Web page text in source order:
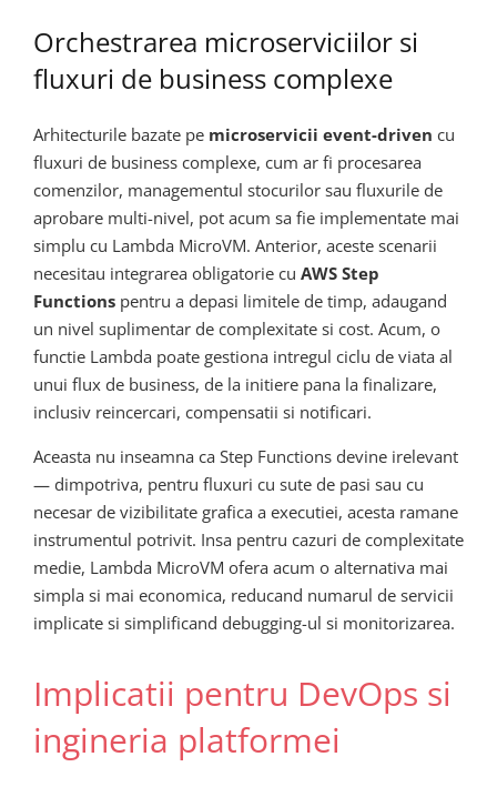
Orchestrarea microserviciilor si
fluxuri de business complexe
Arhitecturile bazate pe microservicii event-driven cu
fluxuri de business complexe, cum ar fi procesarea
comenzilor, managementul stocurilor sau fluxurile de
aprobare multi-nivel, pot acum sa fie implementate mai
simplu cu Lambda MicroVM. Anterior, aceste scenarii
necesitau integrarea obligatorie cu AWS Step
Functions pentru a depasi limitele de timp, adaugand
un nivel suplimentar de complexitate si cost. Acum, o
functie Lambda poate gestiona intregul ciclu de viata al
unui flux de business, de la initiere pana la finalizare,
inclusiv reincercari, compensatii si notificari.
Aceasta nu inseamna ca Step Functions devine irelevant
— dimpotriva, pentru fluxuri cu sute de pasi sau cu
necesar de vizibilitate grafica a executiei, acesta ramane
instrumentul potrivit. Insa pentru cazuri de complexitate
medie, Lambda MicroVM ofera acum o alternativa mai
simpla si mai economica, reducand numarul de servicii
implicate si simplificand debugging-ul si monitorizarea.
Implicatii pentru DevOps si
ingineria platformei